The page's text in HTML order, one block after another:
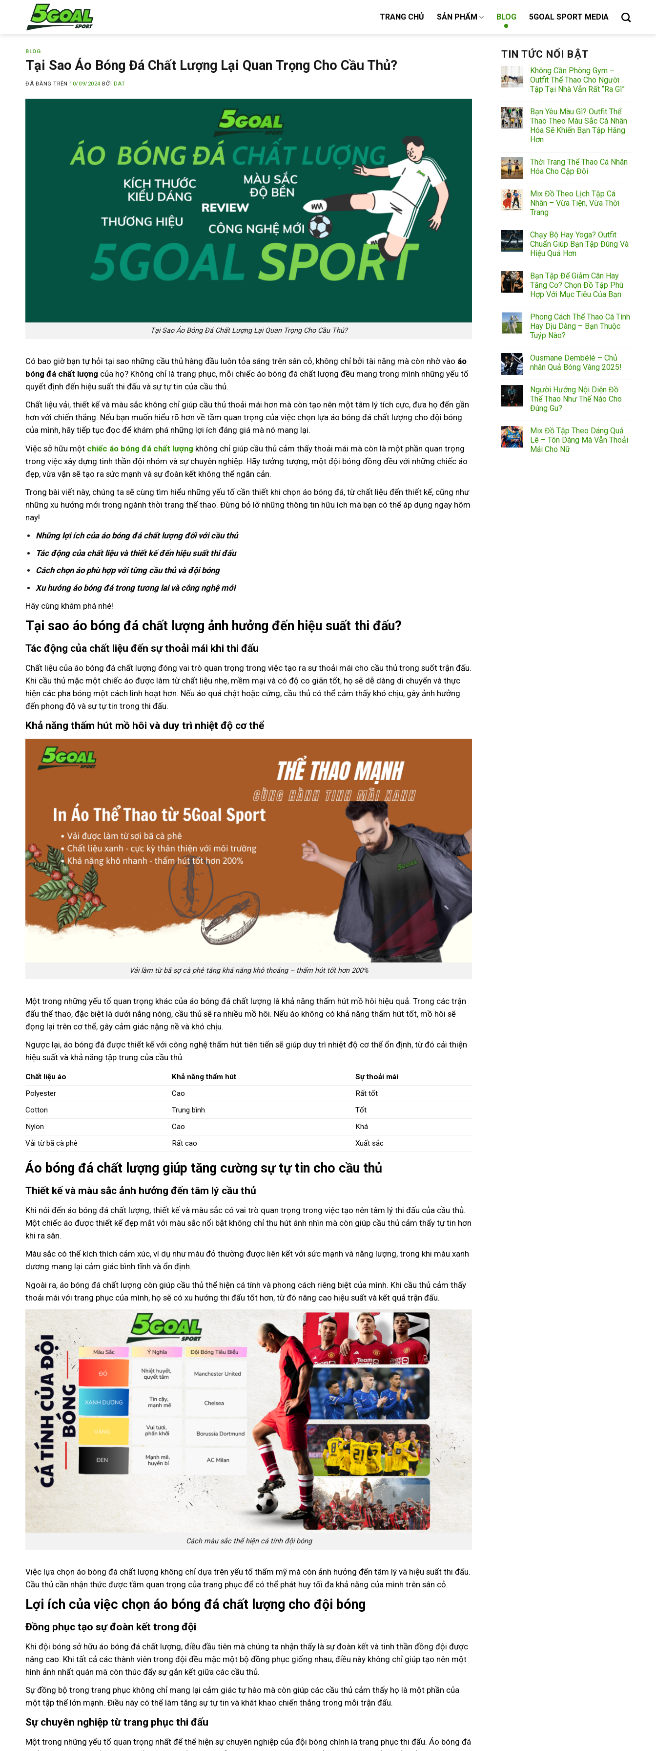
TRANG CHỦ SẢN PHẨM BLOG 5GOAL SPORT MEDIA
BLOG
Tại Sao Áo Bóng Đá Chất Lượng Lại Quan Trọng Cho Cầu Thủ?
ĐÃ ĐĂNG TRÊN10/09/2024 BỞI DAT
Tại Sao Áo Bóng Đá Chất Lượng Lại Quan Trọng Cho Cầu Thủ?
Có bao giờ bạn tự hỏi tại sao những cầu thủ hàng đầu luôn tỏa sáng trên sân cỏ, không chỉ bởi tài năng mà còn nhờ vào áo
bóng đá chất lượng của họ? Không chỉ là trang phục, mỗi chiếc áo bóng đá chất lượng đều mang trong mình những yếu tố
quyết định đến hiệu suất thi đấu và sự tự tin của cầu thủ.
Chất liệu vải, thiết kế và màu sắc không chỉ giúp cầu thủ thoải mái hơn mà còn tạo nên một tâm lý tích cực, đưa họ đến gần
hơn với chiến thắng. Nếu bạn muốn hiểu rõ hơn về tầm quan trọng của việc chọn lựa áo bóng đá chất lượng cho đội bóng
của mình, hãy tiếp tục đọc để khám phá những lợi ích đáng giá mà nó mang lại.
Việc sở hữu một chiếc áo bóng đá chất lượng không chỉ giúp cầu thủ cảm thấy thoải mái mà còn là một phần quan trọng
trong việc xây dựng tinh thần đội nhóm và sự chuyên nghiệp. Hãy tưởng tượng, một đội bóng đồng đều với những chiếc áo
đẹp, vừa vặn sẽ tạo ra sức mạnh và sự đoàn kết không thể ngăn cản.
Trong bài viết này, chúng ta sẽ cùng tìm hiểu những yếu tố cần thiết khi chọn áo bóng đá, từ chất liệu đến thiết kế, cũng như
những xu hướng mới trong ngành thời trang thể thao. Đừng bỏ lỡ những thông tin hữu ích mà bạn có thể áp dụng ngay hôm
nay!
Những lợi ích của áo bóng đá chất lượng đối với cầu thủ
Tác động của chất liệu và thiết kế đến hiệu suất thi đấu
Cách chọn áo phù hợp với từng cầu thủ và đội bóng
Xu hướng áo bóng đá trong tương lai và công nghệ mới
Hãy cùng khám phá nhé!
Tại sao áo bóng đá chất lượng ảnh hưởng đến hiệu suất thi đấu?
Tác động của chất liệu đến sự thoải mái khi thi đấu
Chất liệu của áo bóng đá chất lượng đóng vai trò quan trọng trong việc tạo ra sự thoải mái cho cầu thủ trong suốt trận đấu.
Khi cầu thủ mặc một chiếc áo được làm từ chất liệu nhẹ, mềm mại và có độ co giãn tốt, họ sẽ dễ dàng di chuyển và thực
hiện các pha bóng một cách linh hoạt hơn. Nếu áo quá chật hoặc cứng, cầu thủ có thể cảm thấy khó chịu, gây ảnh hưởng
đến phong độ và sự tự tin trong thi đấu.
Khả năng thấm hút mồ hôi và duy trì nhiệt độ cơ thể
Vải làm từ bã sợ cà phê tăng khả năng khô thoáng – thấm hút tốt hơn 200%
Một trong những yếu tố quan trọng khác của áo bóng đá chất lượng là khả năng thấm hút mồ hôi hiệu quả. Trong các trận
đấu thể thao, đặc biệt là dưới nắng nóng, cầu thủ sẽ ra nhiều mồ hôi. Nếu áo không có khả năng thấm hút tốt, mồ hôi sẽ
đọng lại trên cơ thể, gây cảm giác nặng nề và khó chịu.
Ngược lại, áo bóng đá được thiết kế với công nghệ thấm hút tiên tiến sẽ giúp duy trì nhiệt độ cơ thể ổn định, từ đó cải thiện
hiệu suất và khả năng tập trung của cầu thủ.
Chất liệu áo Khả năng thấm hút
Sự thoải mái
Polyester
Cao
Rất tốt
Cotton
Trung bình
Tốt
Nylon
Cao
Khá
Vải từ bã cà phê
Rất cao Xuất sắc
Áo bóng đá chất lượng giúp tăng cường sự tự tin cho cầu thủ
Thiết kế và màu sắc ảnh hưởng đến tâm lý cầu thủ
Khi nói đến áo bóng đá chất lượng, thiết kế và màu sắc có vai trò quan trọng trong việc tạo nên tâm lý thi đấu của cầu thủ.
Một chiếc áo được thiết kế đẹp mắt với màu sắc nổi bật không chỉ thu hút ánh nhìn mà còn giúp cầu thủ cảm thấy tự tin hơn
khi ra sân.
Màu sắc có thể kích thích cảm xúc, ví dụ như màu đỏ thường được liên kết với sức mạnh và năng lượng, trong khi màu xanh
dương mang lại cảm giác bình tĩnh và ổn định.
Ngoài ra, áo bóng đá chất lượng còn giúp cầu thủ thể hiện cá tính và phong cách riêng biệt của mình. Khi cầu thủ cảm thấy
thoải mái với trang phục của mình, họ sẽ có xu hướng thi đấu tốt hơn, từ đó nâng cao hiệu suất và kết quả trận đấu.
Cách màu sắc thể hiện cá tính đội bóng
Việc lựa chọn áo bóng đá chất lượng không chỉ dựa trên yếu tố thẩm mỹ mà còn ảnh hưởng đến tâm lý và hiệu suất thi đấu.
Cầu thủ cần nhận thức được tầm quan trọng của trang phục để có thể phát huy tối đa khả năng của mình trên sân cỏ.
Lợi ích của việc chọn áo bóng đá chất lượng cho đội bóng
Đồng phục tạo sự đoàn kết trong đội
Khi đội bóng sở hữu áo bóng đá chất lượng, điều đầu tiên mà chúng ta nhận thấy là sự đoàn kết và tinh thần đồng đội được
nâng cao. Khi tất cả các thành viên trong đội đều mặc một bộ đồng phục giống nhau, điều này không chỉ giúp tạo nên một
hình ảnh nhất quán mà còn thúc đẩy sự gắn kết giữa các cầu thủ.
Sự đồng bộ trong trang phục không chỉ mang lại cảm giác tự hào mà còn giúp các cầu thủ cảm thấy họ là một phần của
một tập thể lớn mạnh. Điều này có thể làm tăng sự tự tin và khát khao chiến thắng trong mỗi trận đấu.
Sự chuyên nghiệp từ trang phục thi đấu
Một trong những yếu tố quan trọng nhất để thể hiện sự chuyên nghiệp của đội bóng chính là trang phục thi đấu. Áo bóng đá
TIN TỨC NỔI BẬT
Không Cần Phòng Gym –
Outfit Thể Thao Cho Người
Tập Tại Nhà Vẫn Rất “Ra Gì”
Bạn Yêu Màu Gì? Outfit Thể
Thao Theo Màu Sắc Cá Nhân
Hóa Sẽ Khiến Bạn Tập Hăng
Hơn
Thời Trang Thể Thao Cá Nhân
Hóa Cho Cặp Đôi
Mix Đồ Theo Lịch Tập Cá
Nhân – Vừa Tiện, Vừa Thời
Trang
Chạy Bộ Hay Yoga? Outfit
Chuẩn Giúp Bạn Tập Đúng Và
Hiệu Quả Hơn
Bạn Tập Để Giảm Cân Hay
Tăng Cơ? Chọn Đồ Tập Phù
Hợp Với Mục Tiêu Của Bạn
Phong Cách Thể Thao Cá Tính
Hay Dịu Dàng – Bạn Thuộc
Tuýp Nào?
Ousmane Dembélé – Chủ
nhân Quả Bóng Vàng 2025!
Người Hướng Nội Diện Đồ
Thể Thao Như Thế Nào Cho
Đúng Gu?
Mix Đồ Tập Theo Dáng Quả
Lê – Tôn Dáng Mà Vẫn Thoải
Mái Cho Nữ